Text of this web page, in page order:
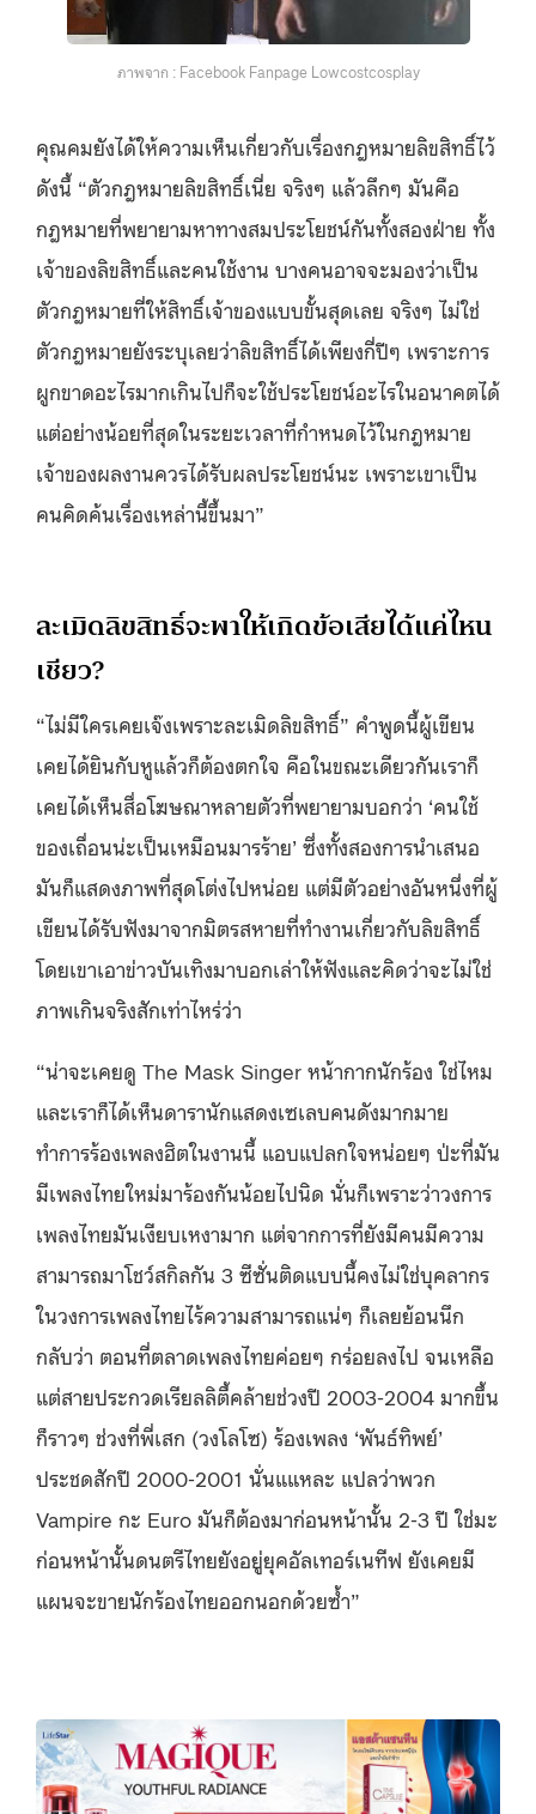
ภาพจาก : Facebook Fanpage Lowcostcosplay
คุณคมยังได้ให้ความเห็นเกี่ยวกับเรื่องกฎหมายลิขสิทธิ์ไว้
ดังนี้ “ตัวกฎหมายลิขสิทธิ์เนี่ย จริงๆ แล้วลึกๆ มันคือ
กฎหมายที่พยายามหาทางสมประโยชน์กันทั้งสองฝ่าย ทั้ง
เจ้าของลิขสิทธิ์และคนใช้งาน บางคนอาจจะมองว่าเป็น
ตัวกฎหมายที่ให้สิทธิ์เจ้าของแบบขั้นสุดเลย จริงๆ ไม่ใช่
ตัวกฎหมายยังระบุเลยว่าลิขสิทธิ์ได้เพียงกี่ปีๆ เพราะการ
ผูกขาดอะไรมากเกินไปก็จะใช้ประโยชน์อะไรในอนาคตได้
แต่อย่างน้อยที่สุดในระยะเวลาที่กำหนดไว้ในกฎหมาย
เจ้าของผลงานควรได้รับผลประโยชน์นะ เพราะเขาเป็น
คนคิดค้นเรื่องเหล่านี้ขึ้นมา”
ละเมิดลิขสิทธิ์จะพาให้เกิดข้อเสียได้แค่ไหน
เชียว?
“ไม่มีใครเคยเจ๊งเพราะละเมิดลิขสิทธิ์” คำพูดนี้ผู้เขียน
เคยได้ยินกับหูแล้วก็ต้องตกใจ คือในขณะเดียวกันเราก็
เคยได้เห็นสื่อโฆษณาหลายตัวที่พยายามบอกว่า ‘คนใช้
ของเถื่อนน่ะเป็นเหมือนมารร้าย’ ซึ่งทั้งสองการนำเสนอ
มันก็แสดงภาพที่สุดโต่งไปหน่อย แต่มีตัวอย่างอันหนึ่งที่ผู้
เขียนได้รับฟังมาจากมิตรสหายที่ทำงานเกี่ยวกับลิขสิทธิ์
โดยเขาเอาข่าวบันเทิงมาบอกเล่าให้ฟังและคิดว่าจะไม่ใช่
ภาพเกินจริงสักเท่าไหร่ว่า
“น่าจะเคยดู The Mask Singer หน้ากากนักร้อง ใช่ไหม
และเราก็ได้เห็นดารานักแสดงเซเลบคนดังมากมาย
ทำการร้องเพลงฮิตในงานนี้ แอบแปลกใจหน่อยๆ ป่ะที่มัน
มีเพลงไทยใหม่มาร้องกันน้อยไปนิด นั่นก็เพราะว่าวงการ
เพลงไทยมันเงียบเหงามาก แต่จากการที่ยังมีคนมีความ
สามารถมาโชว์สกิลกัน 3 ซีซั่นติดแบบนี้คงไม่ใช่บุคลากร
ในวงการเพลงไทยไร้ความสามารถแน่ๆ ก็เลยย้อนนึก
กลับว่า ตอนที่ตลาดเพลงไทยค่อยๆ กร่อยลงไป จนเหลือ
แต่สายประกวดเรียลลิตี้คล้ายช่วงปี 2003-2004 มากขึ้น
ก็ราวๆ ช่วงที่พี่เสก (วงโลโซ) ร้องเพลง ‘พันธ์ทิพย์’
ประชดสักปี 2000-2001 นั่นแแหละ แปลว่าพวก
Vampire กะ Euro มันก็ต้องมาก่อนหน้านั้น 2-3 ปี ใช่มะ
ก่อนหน้านั้นดนตรีไทยยังอยู่ยุคอัลเทอร์เนทีฟ ยังเคยมี
แผนจะขายนักร้องไทยออกนอกด้วยซ้ำ”